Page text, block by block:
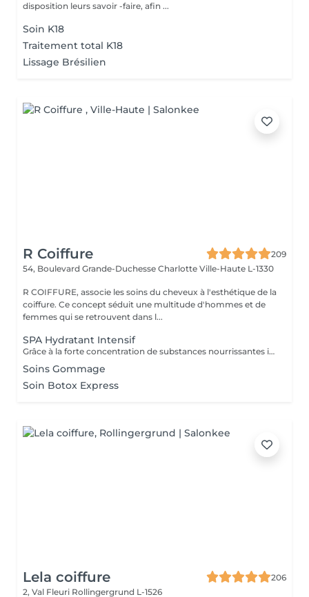
disposition leurs savoir -faire, afin ...
Soin K18
Traitement total K18
Lissage Brésilien
R Coiffure
209
54, Boulevard Grande-Duchesse Charlotte Ville-Haute L-1330
R COIFFURE, associe les soins du cheveux à l'esthétique de la
coiffure. Ce concept séduit une multitude d'hommes et de
femmes qui se retrouvent dans l...
SPA Hydratant Intensif
Grâce à la forte concentration de substances nourrissantes il pénètre profondément dans les fibre capillaire, les renforce, les nourrit intensément, redonne vitalité, favorisé leur régénération, lisse leur surface les laissant douces au toucher, brillantes, résistantes.
Soins Gommage
Soin Botox Express
Lela coiffure
206
2, Val Fleuri Rollingergrund L-1526